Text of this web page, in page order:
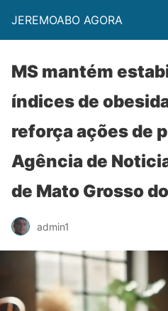
JEREMOABO AGORA
MS mantém
índices de
reforça ações de
Agência de
de Mato Grosso
admin1